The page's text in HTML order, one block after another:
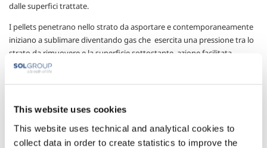
This website uses cookies
This website uses technical and analytical cookies to
collect data in order to create statistics to improve the
dalle superfici trattate.
I pellets penetrano nello strato da asportare e contemporaneamente
iniziano a sublimare diventando gas che esercita una pressione tra lo
strato da rimuovere e la superficie sottostante, azione facilitata
dall’infragilimento dello sporco provocato dalle basse temperature dei
un’azione di distacco, differentemente dalla tradizionale sabbiatura in
cui lo sporco viene rimosso per successive abrasioni che possono
danneggiare le superfici trattate.